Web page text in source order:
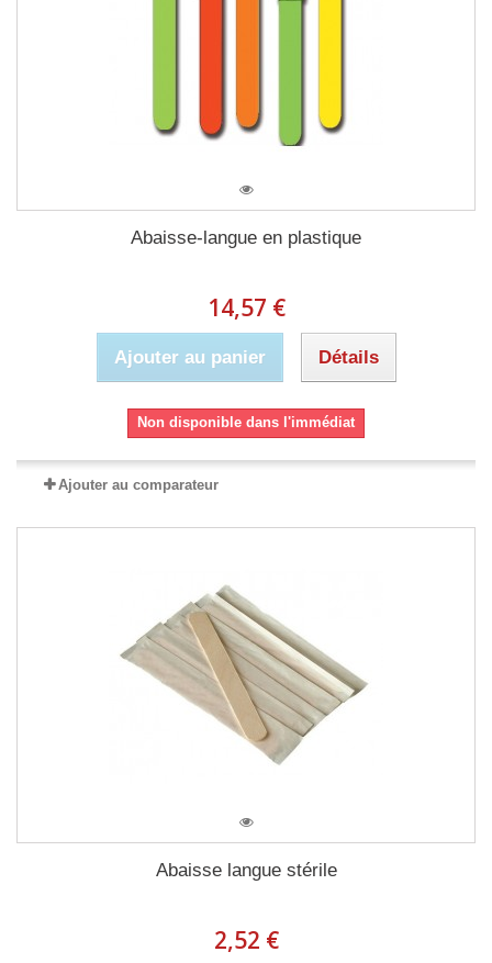
Abaisse-langue en plastique
14,57 €
Ajouter au panier Détails
Non disponible dans l'immédiat
Ajouter au comparateur
Abaisse langue stérile
2,52 €